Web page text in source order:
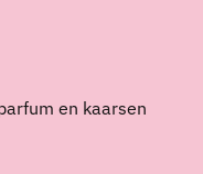
en kaarsen